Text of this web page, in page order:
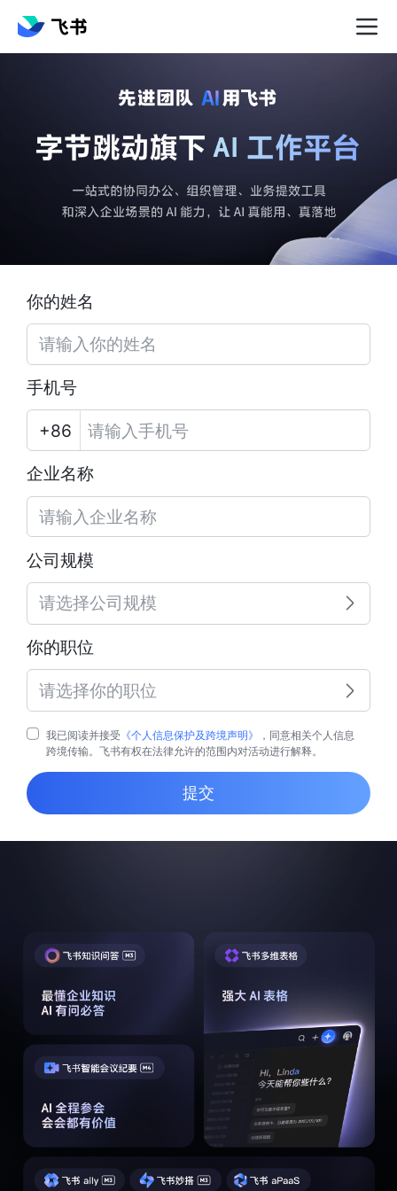
你的姓名
手机号
企业名称
公司规模
请选择公司规模
你的职位
请选择你的职位
我已阅读并接受 《个人信息保护及跨境声明》
，同意相关个人信息
跨境传输。飞书有权在法律允许的范围内对活动进行解释。
提交